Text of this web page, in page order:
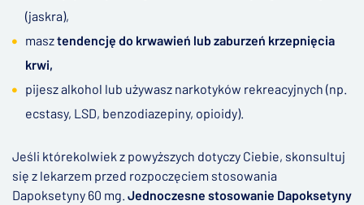
(jaskra),
masztendencję do krwawień lub zaburzeń krzepnięcia
krwi,
pijesz alkohol lub używasz narkotyków rekreacyjnych (np.
ecstasy, LSD, benzodiazepiny, opioidy).
Jeśli którekolwiek z powyższych dotyczy Ciebie, skonsultuj
się z lekarzem przed rozpoczęciem stosowania
Dapoksetyny 60 mg. Jednoczesne stosowanie Dapoksetyny